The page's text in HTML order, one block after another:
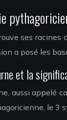
ses
a posé les
et la
aussi appelé
le 3